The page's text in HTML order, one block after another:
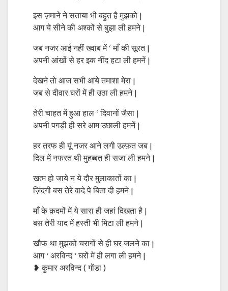
इस ज़माने ने सताया भी बहुत है मुझको |
आग ये सीने की अश्कों से बुझा ली हमने |
जब नजर आई नहीं ख्वाब में ‘ माँ की सूरत |
अपनी आंखों से हर इक नींद हटा ली हमनें |
देखने तो आज सभी आये तमाशा मेरा |
जब से दीवार घरों में ही उठा ली हमने |
तेरी चाहत में हुआ हाल ‘ दिवानों जैसा |
अपनी पगड़ी ही सरे आम उछाली हमनें |
हर तरफ ही यूं नजर आने लगी उल्फ़त जब |
दिल में नफरत थी मुहब्बत ही सजा ली हमने |
खत्म हो जाये न ये दौर मुलाकातों का |
ज़िंदगी बस तेरे वादे पे बिता दी हमने |
माँ के क़दमों में ये सारा ही जहां दिखता है |
बस तेरी याद में हस्ती भी मिटा ली हमने |
खौफ था मुझको चरागों से ही घर जलने का |
आग ‘ अरविन्द ‘ घरों में ही लगा ली हमने |
❥ कुमार अरविन्द ( गोंडा )